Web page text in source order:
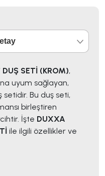
SETİ (KROM),
uyum sağlayan,
Bu duş seti,
birleştiren
İşte DUXXA
ile ilgili özellikler ve